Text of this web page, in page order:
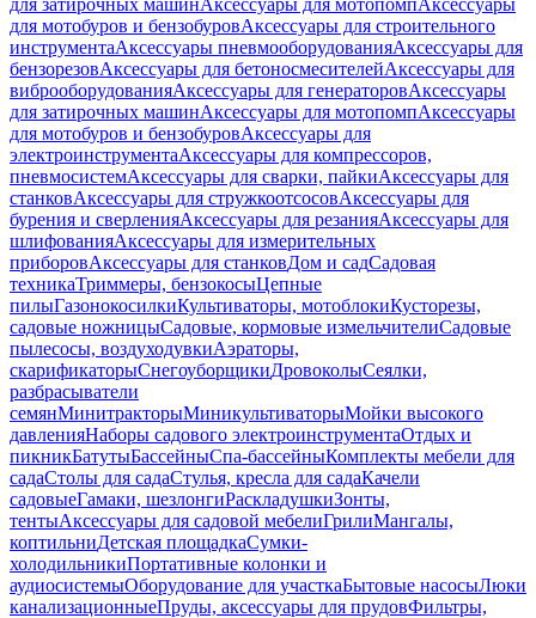
для затирочных машинАксессуары для мотопомпАксессуары
для мотобуров и бензобуровАксессуары для строительного
инструментаАксессуары пневмооборудованияАксессуары для
бензорезовАксессуары для бетоносмесителейАксессуары для
виброоборудованияАксессуары для генераторовАксессуары
для затирочных машинАксессуары для мотопомпАксессуары
для мотобуров и бензобуровАксессуары для
электроинструментаАксессуары для компрессоров,
пневмосистемАксессуары для сварки, пайкиАксессуары для
станковАксессуары для стружкоотсосовАксессуары для
бурения и сверленияАксессуары для резанияАксессуары для
шлифованияАксессуары для измерительных
приборовАксессуары для станковДом и садСадовая
техникаТриммеры, бензокосыЦепные
пилыГазонокосилкиКультиваторы, мотоблокиКусторезы,
садовые ножницыСадовые, кормовые измельчителиСадовые
пылесосы, воздуходувкиАэраторы,
скарификаторыСнегоуборщикиДровоколыСеялки,
разбрасыватели
семянМинитракторыМиникультиваторыМойки высокого
давленияНаборы садового электроинструментаОтдых и
пикникБатутыБассейныСпа-бассейныКомплекты мебели для
садаСтолы для садаСтулья, кресла для садаКачели
садовыеГамаки, шезлонгиРаскладушкиЗонты,
тентыАксессуары для садовой мебелиГрилиМангалы,
коптильниДетская площадкаСумки-
холодильникиПортативные колонки и
аудиосистемыОборудование для участкаБытовые насосыЛюки
канализационныеПруды, аксессуары для прудовФильтры,